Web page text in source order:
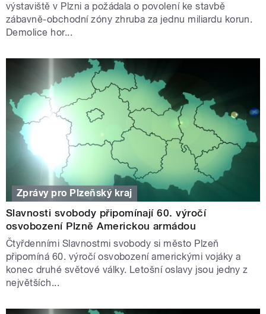
výstaviště v Plzni a požádala o povolení ke stavbě
zábavně-obchodní zóny zhruba za jednu miliardu korun.
Demolice hor...
Zprávy pro Plzeňský kraj
Slavnosti svobody připomínají 60. výročí
osvobození Plzně Americkou armádou
Čtyřdenními Slavnostmi svobody si město Plzeň
připomíná 60. výročí osvobození americkými vojáky a
konec druhé světové války. Letošní oslavy jsou jedny z
největších...